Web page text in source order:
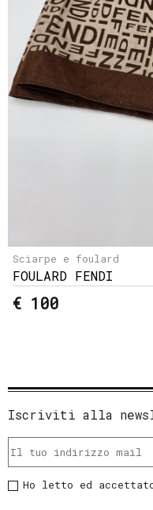
Sciarpe e foulard
FOULARD FENDI
€ 100
Iscriviti alla
Ho letto ed